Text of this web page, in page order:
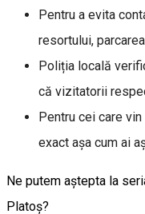
Pentru a evita
resortului,
Poliția locală
că vizitatorii
Pentru cei care
exact așa cum ai
Ne putem aștepta la
Platoș?